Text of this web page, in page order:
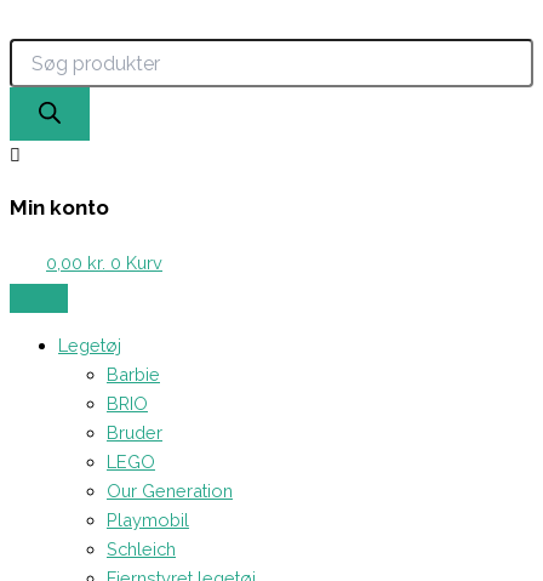
til
indholdet
search
Min konto
0,00 kr. 0 Kurv
Legetøj
Barbie
BRIO
Bruder
LEGO
Our Generation
Playmobil
Schleich